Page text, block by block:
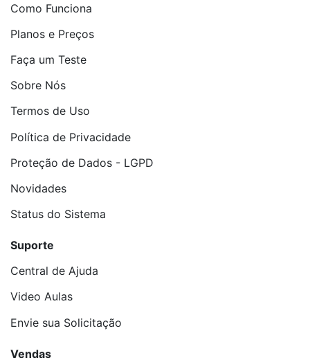
Como Funciona
Planos e Preços
Faça um Teste
Sobre Nós
Termos de Uso
Política de Privacidade
Proteção de Dados - LGPD
Novidades
Status do Sistema
Suporte
Central de Ajuda
Video Aulas
Envie sua Solicitação
Vendas